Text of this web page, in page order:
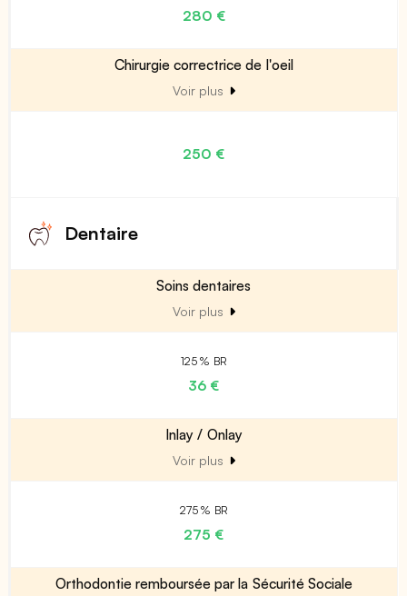
280 €
Chirurgie correctrice de l'oeil
Voir plus
250 €
Dentaire
Soins dentaires
Voir plus
125 % BR
36 €
Inlay / Onlay
Voir plus
275 % BR
275 €
Orthodontie remboursée par la Sécurité Sociale